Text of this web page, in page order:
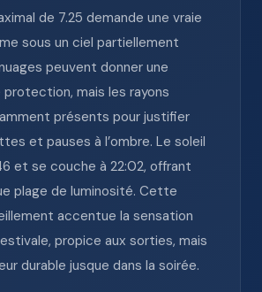
de 7.25 demande une vraie
sous un ciel partiellement
peuvent donner une
mais les rayons
présents pour justifier
et pauses à l’ombre. Le soleil
et se couche à 22:02, offrant
plage de luminosité. Cette
accentue la sensation
estivale, propice aux sorties, mais
durable jusque dans la soirée.